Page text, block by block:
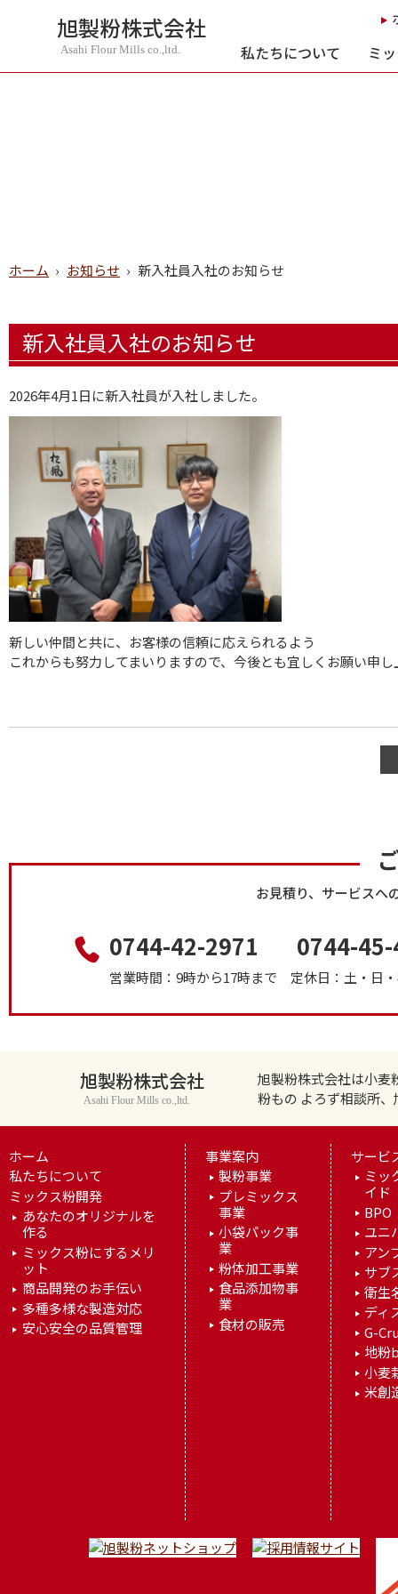
旭製粉株式会社
Asahi Flour Mills co.,ltd. 私たちについて ミ
ホーム › お知らせ › 新入社員入社のお知らせ
新入社員入社のお知らせ
2026年4月1日に新入社員が入社しました。
新しい仲間と共に、お客様の信頼に応えられるよう
これからも努力してまいりますので、今後とも宜しくお願い申し
お見積り、サービスへ
0744-42-2971 0744-
営業時間：9時から17時まで 定休日：土・日
旭製粉株式会社
Asahi Flour Mills co.,ltd.
旭製粉株式会社は小麦
粉もの よろず相談所
ホーム
私たちについて
ミックス粉開発
あなたのオリジナルを
作る
ミックス粉にするメリ
ット
商品開発のお手伝い
多種多様な製造対応
安心安全の品質管理
事業案内
製粉事業
プレミックス
事業
小袋パック事
業
粉体加工事業
食品添加物事
業
食材の販売
サービ
ミッ
イド
BPO
ユニ
アン
サブ
衛生
ディ
G-
地粉
小麦
米創